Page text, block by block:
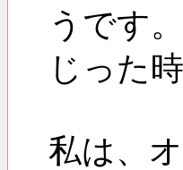
うです
じった
私は、